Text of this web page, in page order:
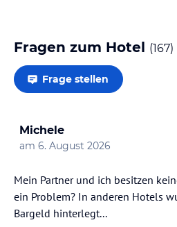
Fragen zum Hotel (167)
Frage stellen
Michele
am 6. August 2026
Mein Partner und ich besitzen
ein Problem? In anderen Hotels
Bargeld hinterlegt...